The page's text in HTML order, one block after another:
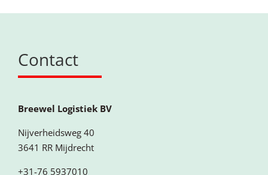
Contact
Breewel Logistiek BV
Nijverheidsweg 40
3641 RR Mijdrecht
+31-76 5937010